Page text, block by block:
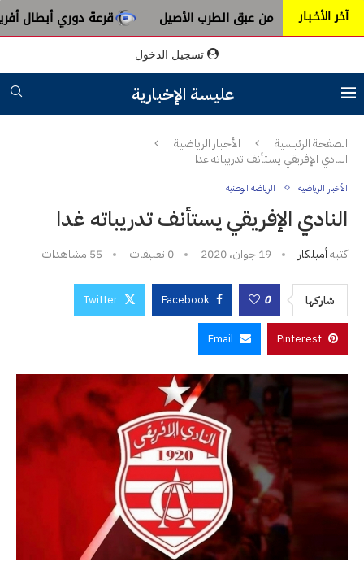
آخر الأخـبـار
من عبق الطرب الأصيل قرعة دوري أبطال أفريقيا :
تسجيل الدخول
عليسة الإخبارية
الصفحة الرئيسية
الأخبار الرياضية
النادي الإفريقي يستأنف تدريباته غدا
الأخبار الرياضية الرياضة الوطنية
النادي الإفريقي يستأنف تدريباته غدا
كتبهأميلكار 19 جوان، 2020 0 تعليقات 55 مشاهدات
شاركها 0
Facebook
Twitter
Pinterest
Email